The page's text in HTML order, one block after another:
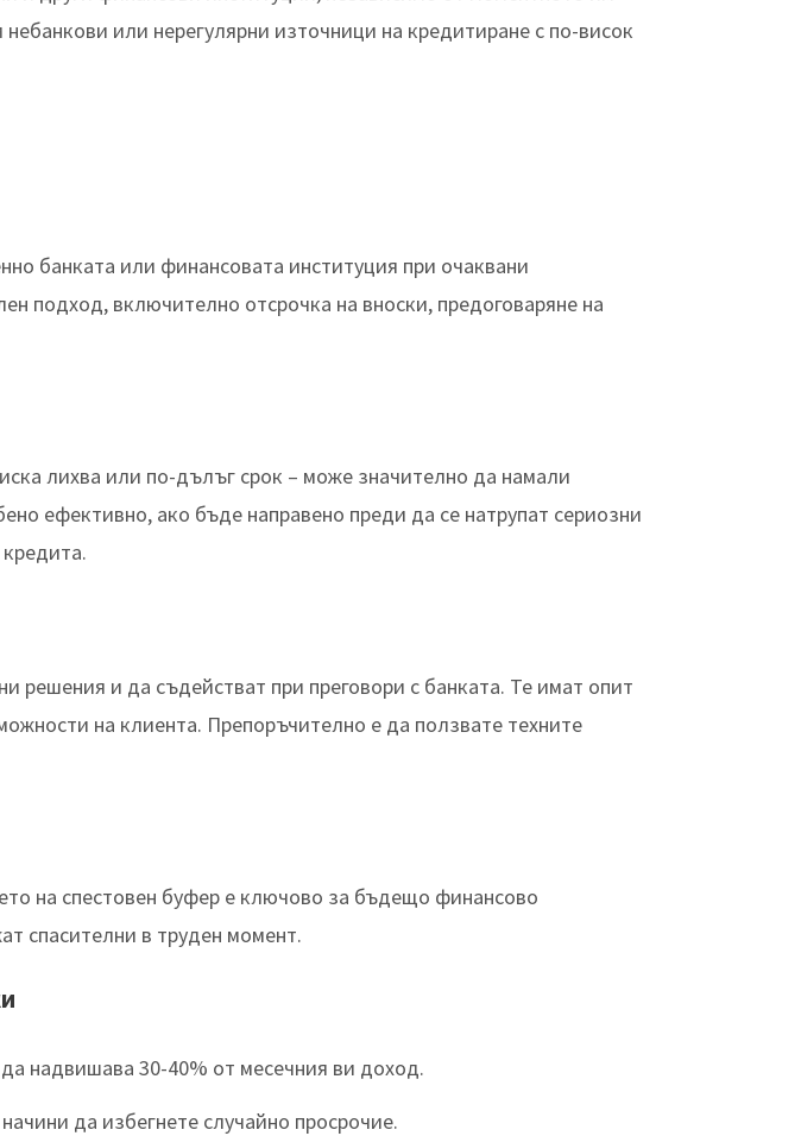
или нерегулярни източници на кредитиране с по-висок
банката или финансовата институция при очаквани
подход, включително отсрочка на вноски, предоговаряне на
лихва или по-дълъг срок – може значително да намали
ефективно, ако бъде направено преди да се натрупат сериозни
решения и да съдействат при преговори с банката. Те имат опит
на клиента. Препоръчително е да ползвате техните
на спестовен буфер е ключово за бъдещо финансово
спасителни в труден момент.
надвишава 30-40% от месечния ви доход.
да избегнете случайно просрочие.